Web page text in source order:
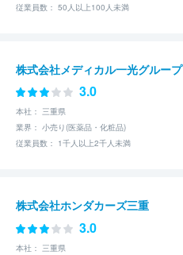
従業員数： 50人以上100人未満
株式会社メディカル一光グループ
3.0
本社： 三重県
業界： 小売り(医薬品・化粧品)
従業員数： 1千人以上2千人未満
株式会社ホンダカーズ三重
3.0
本社： 三重県